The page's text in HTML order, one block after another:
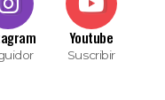
Youtube
Suscribir